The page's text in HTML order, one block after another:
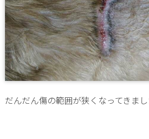
だんだん傷の範囲が狭くなってきまし